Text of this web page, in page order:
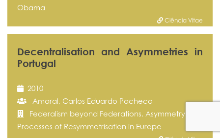
Obama
Ciência Vitae
Decentralisation and Asymmetries in
Portugal
2010
Amaral, Carlos Eduardo Pacheco
Federalism beyond Federations. Asymmetry and
Processes of Resymmetrisation in Europe